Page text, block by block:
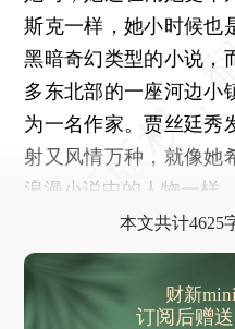
斯克一样，她小时候也
黑暗奇幻类型的小说，
多东北部的一座河边小
为一名作家。贾丝廷秀
射又风情万种，就像她
浪漫小说中的人物一样。
本文共计4625
财新
订阅后赠